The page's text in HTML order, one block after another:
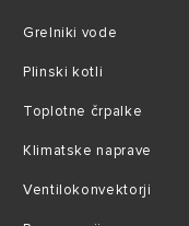
Grelniki vode
Plinski kotli
Toplotne črpalke
Klimatske naprave
Ventilokonvektorji